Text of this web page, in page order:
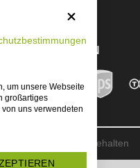
BEZAHLEN
- Alle Rechte vorbehalten
um unsere Webseite
großartiges
uns verwendeten